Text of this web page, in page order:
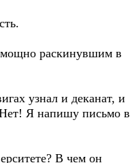
раскинувшим в
узнал и деканат, и
Нет! Я напишу письмо в
В чем он